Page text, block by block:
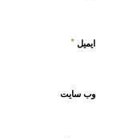
ایمیل *
وب‌ سایت